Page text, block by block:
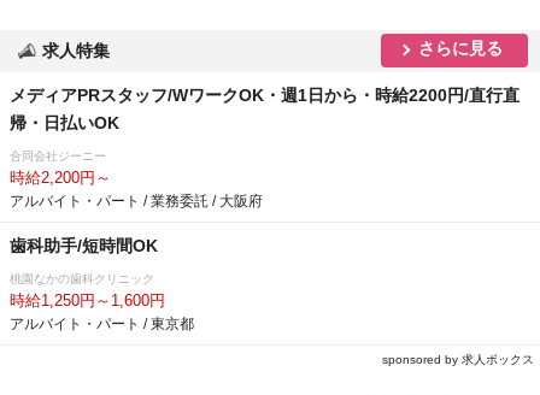
求人特集 さらに見る
メディアPRスタッフ/WワークOK・週1日から・時給2200円/直行直
帰・日払いOK
合同会社ジーニー
時給2,200円～
アルバイト・パート / 業務委託 / 大阪府
歯科助手/短時間OK
桃園なかの歯科クリニック
時給1,250円～1,600円
アルバイト・パート / 東京都
sponsored by 求人ボックス